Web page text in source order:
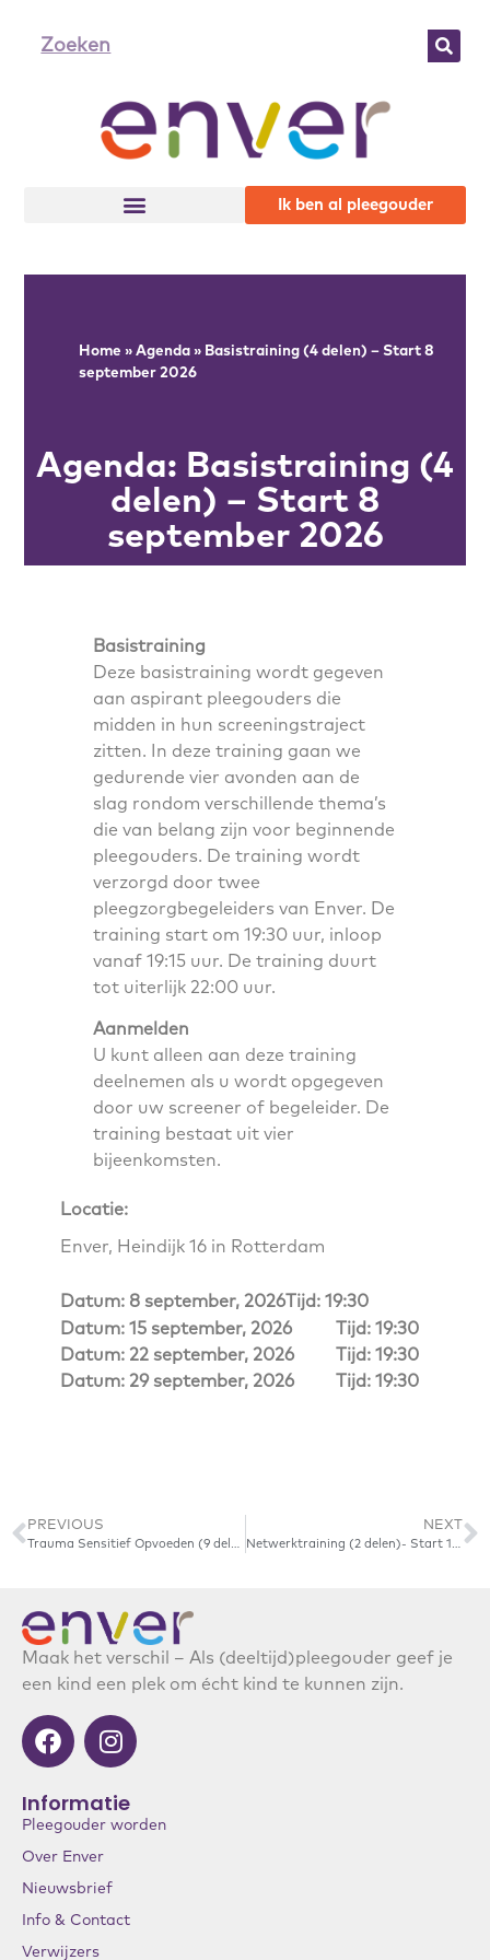
Ik ben al pleegouder
Home »Agenda » Basistraining (4 delen) – Start 8
september 2026
Agenda: Basistraining (4
delen) – Start 8
september 2026
Basistraining
Deze basistraining wordt gegeven
aan aspirant pleegouders die
midden in hun screeningstraject
zitten. In deze training gaan we
gedurende vier avonden aan de
slag rondom verschillende thema’s
die van belang zijn voor beginnende
pleegouders. De training wordt
verzorgd door twee
pleegzorgbegeleiders van Enver. De
training start om 19:30 uur, inloop
vanaf 19:15 uur. De training duurt
tot uiterlijk 22:00 uur.
Aanmelden
U kunt alleen aan deze training
deelnemen als u wordt opgegeven
door uw screener of begeleider. De
training bestaat uit vier
bijeenkomsten.
Locatie:
Enver, Heindijk 16 in Rotterdam
Datum: 8 september, 2026Tijd: 19:30
Datum: 15 september, 2026
Tijd: 19:30
Datum: 22 september, 2026
Tijd: 19:30
Datum: 29 september, 2026
Tijd: 19:30
PREVIOUS
Trauma Sensitief Opvoeden (9 delen, woensdag) start 23 september 2026
NEXT
Netwerktraining (2 delen)- Start 10 september 2026
Maak het verschil – Als (deeltijd)pleegouder geef je
een kind een plek om écht kind te kunnen zijn.
Informatie
Pleegouder worden
Over Enver
Nieuwsbrief
Info & Contact
Verwijzers